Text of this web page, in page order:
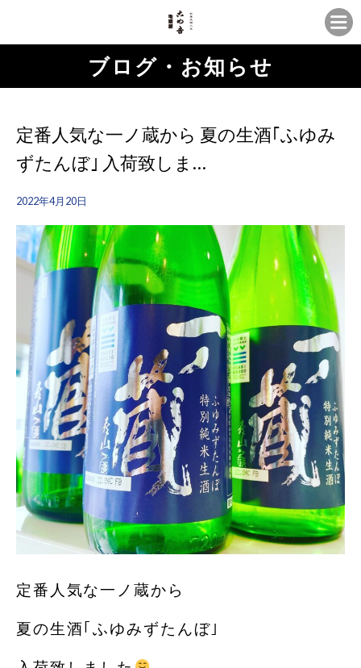
ブログ・お知らせ
定番人気な一ノ蔵から 夏の生酒｢ふゆみ
ずたんぼ｣ 入荷致しま…
2022年4月20日
定番人気な一ノ蔵から
夏の生酒｢ふゆみずたんぼ｣